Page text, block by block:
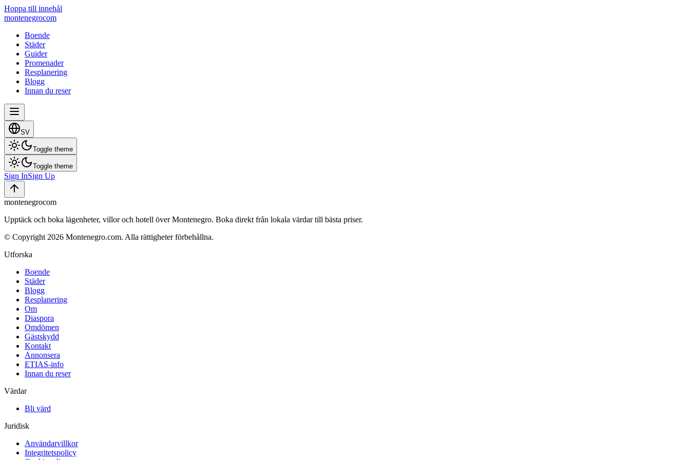
Hoppa till innehål
montenegrocom
Boende
Städer
Guider
Promenader
Resplanering
Blogg
Innan du reser
SV
Toggle theme
Toggle theme
Sign InSign Up
montenegrocom
Upptäck och boka lägenheter, villor och hotell över Montenegro. Boka direkt från lokala värdar till bästa priser.
© Copyright 2026 Montenegro.com. Alla rättigheter förbehållna.
Utforska
Boende
Städer
Blogg
Resplanering
Om
Diaspora
Omdömen
Gästskydd
Kontakt
Annonsera
ETIAS-info
Innan du reser
Värdar
Bli värd
Juridisk
Användarvillkor
Integritetspolicy